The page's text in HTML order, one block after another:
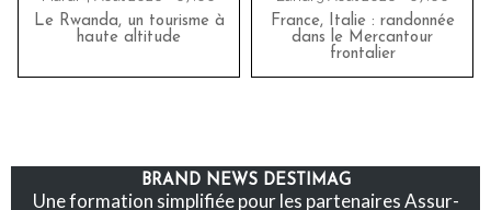
Le Rwanda, un tourisme à
haute altitude
France, Italie : randonnée
dans le Mercantour
frontalier
BRAND NEWS DESTIMAG
Une formation simplifiée pour les partenaires Assur-